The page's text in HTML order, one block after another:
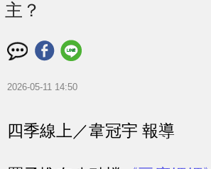
主？
2026-05-11 14:50
四季線上／韋冠宇 報導